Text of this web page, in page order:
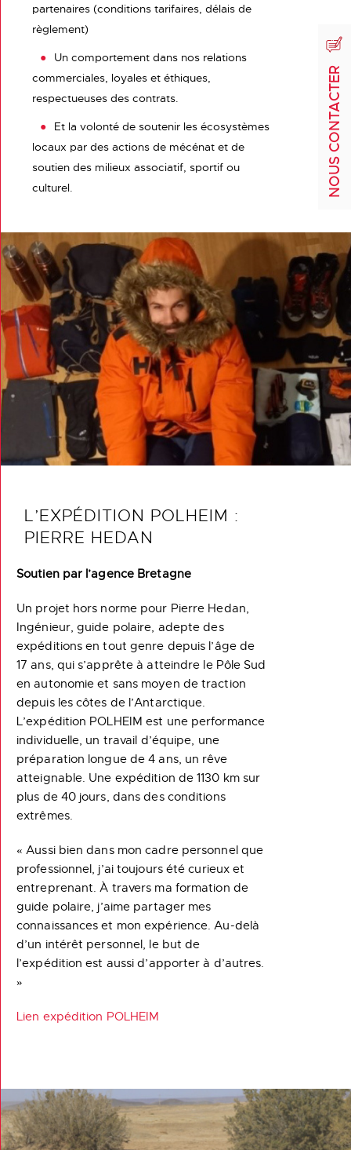
NOUS CONTACTER
partenaires (conditions tarifaires, délais de
règlement)
Un comportement dans nos relations
commerciales, loyales et éthiques,
respectueuses des contrats.
Et la volonté de soutenir les écosystèmes
locaux par des actions de mécénat et de
soutien des milieux associatif, sportif ou
culturel.
L’EXPÉDITION POLHEIM :
PIERRE HEDAN
Soutien par l’agence Bretagne
Un projet hors norme pour Pierre Hedan,
Ingénieur, guide polaire, adepte des
expéditions en tout genre depuis l’âge de
17 ans, qui s’apprête à atteindre le Pôle Sud
en autonomie et sans moyen de traction
depuis les côtes de l’Antarctique.
L’expédition POLHEIM est une performance
individuelle, un travail d’équipe, une
préparation longue de 4 ans, un rêve
atteignable. Une expédition de 1130 km sur
plus de 40 jours, dans des conditions
extrêmes.
« Aussi bien dans mon cadre personnel que
professionnel, j’ai toujours été curieux et
entreprenant. À travers ma formation de
guide polaire, j’aime partager mes
connaissances et mon expérience. Au-delà
d’un intérêt personnel, le but de
l’expédition est aussi d’apporter à d’autres.
»
Lien expédition POLHEIM